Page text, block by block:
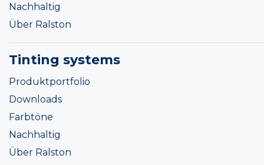
Nachhaltig
Über Ralston
Tinting systems
Produktportfolio
Downloads
Farbtöne
Nachhaltig
Über Ralston